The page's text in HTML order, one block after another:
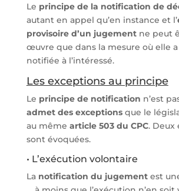
Le principe de la notification de
autant en appel qu’en instance et l’
provisoire d’un jugement ne peut
œuvre que dans la mesure où elle
notifiée à l’intéressé.
Les exceptions au principe
Le principe de notification n’est
admet des exceptionsque le
au même article 503 du CPC. Deux
sont évoquées.
• L’exécution volontaire
La notification du jugementest